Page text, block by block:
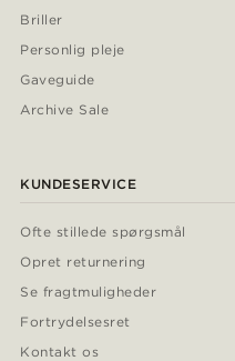
Briller
Personlig pleje
Gaveguide
Archive Sale
KUNDESERVICE
Ofte stillede spørgsmål
Opret returnering
Se fragtmuligheder
Fortrydelsesret
Kontakt os